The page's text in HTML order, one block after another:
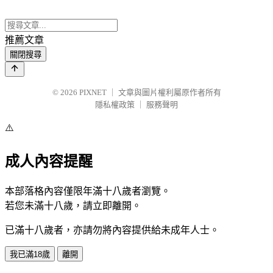
推薦文章
關閉搜尋
© 2026 PIXNET
文章與圖片權利屬原作者所有
隱私權政策
服務聲明
⚠️
成人內容提醒
本部落格內容僅限年滿十八歲者瀏覽。
若您未滿十八歲，請立即離開。
已滿十八歲者，亦請勿將內容提供給未成年人士。
我已滿18歲 離開